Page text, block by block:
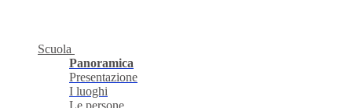
Scuola
Panoramica
Presentazione
I luoghi